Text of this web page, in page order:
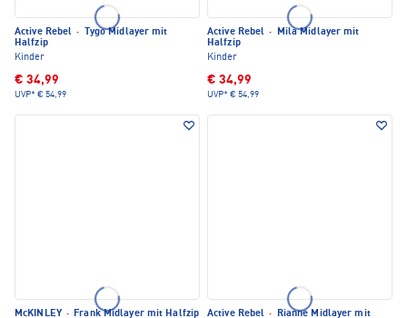
Active Rebel ·
Tygo Midlayer mit
Halfzip
Kinder
€ 34,99
UVP* € 54,99
Active Rebel ·
Mila Midlayer mit
Halfzip
Kinder
€ 34,99
UVP* € 54,99
McKINLEY · Frank Midlayer mit Halfzip Active Rebel · Rianne Midlayer mit